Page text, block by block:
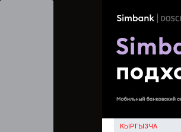
КЫРГЫЗЧА